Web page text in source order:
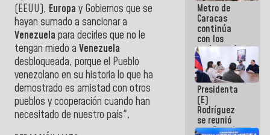
(EEUU), Europa y Gobiernos que se
hayan sumado a sancionar a
Venezuela para decirles que no le
tengan miedo a Venezuela
desbloqueada, porque el Pueblo
venezolano en su historia lo que ha
demostrado es amistad con otros
pueblos y cooperación cuando han
necesitado de nuestro país".
Metro de
Caracas
continúa
con los
trabajos de
mantenimiento
e inspección
en la Línea 2
Presidenta
(E)
Rodríguez
se reunió
con Estado